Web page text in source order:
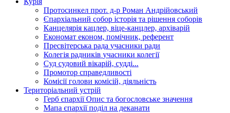
Протосинкел прот. д-р Роман Андрійовський
Єпархіальний собор історія та рішення соборів
Канцелярія кацлер, віце-канцлер, архіварій
Економат економ, помічник, референт
Пресвітерська рада учасники ради
Колегія радників учасники колегії
Суд судовий вікарій, судді...
Промотор справедливості
Комісіїголови комісій, діяльність
Територіальний устрій
Герб єпархіїОпис та богословське значення
Мапа єпархіїподіл на деканати